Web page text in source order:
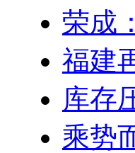
荣成
福建
库存
乘势